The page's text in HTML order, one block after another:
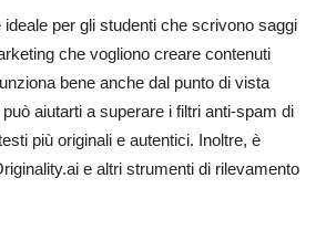
per gli studenti che scrivono saggi
che vogliono creare contenuti
bene anche dal punto di vista
aiutarti a superare i filtri anti-spam di
più originali e autentici. Inoltre, è
e altri strumenti di rilevamento